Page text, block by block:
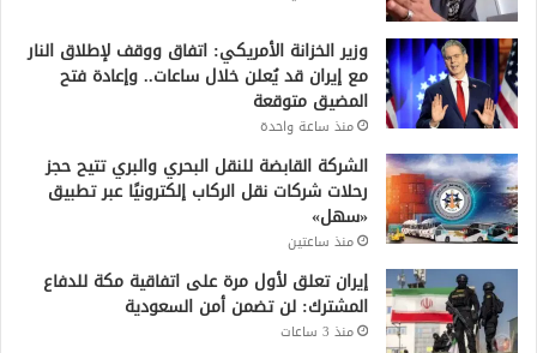
وزير الخزانة الأمريكي: اتفاق ووقف لإطلاق النار
مع إيران قد يُعلن خلال ساعات.. وإعادة فتح
المضيق متوقعة
منذ ساعة واحدة
الشركة القابضة للنقل البحري والبري تتيح حجز
رحلات شركات نقل الركاب إلكترونيًا عبر تطبيق
«سهل»
منذ ساعتين
إيران تعلق لأول مرة على اتفاقية مكة للدفاع
المشترك: لن تضمن أمن السعودية
منذ 3 ساعات